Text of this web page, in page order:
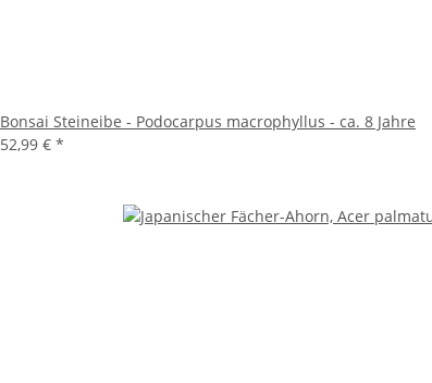
Bonsai Steineibe - Podocarpus macrophyllus - ca. 8 Jahre
52,99 € *